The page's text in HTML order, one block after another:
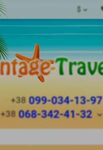
$
+38 099-034-13-97
+38 068-342-41-32